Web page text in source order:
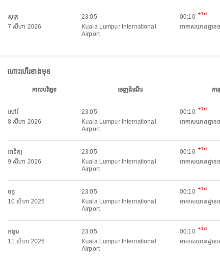
សុក្រ
7 សីហា 2026
23:05
Kuala Lumpur International
Airport
00:10 +1d
អាកាសយានដ្ឋាន
ហោះហើរខាងមុខ
កាលបរិច្ឆេទ ចេញដំណើរ កា
សៅរ៍
8 សីហា 2026
23:05
Kuala Lumpur International
Airport
00:10 +1d
អាកាសយានដ្ឋាន
អាទិត្យ
9 សីហា 2026
23:05
Kuala Lumpur International
Airport
00:10 +1d
អាកាសយានដ្ឋាន
ចន្ទ
10 សីហា 2026
23:05
Kuala Lumpur International
Airport
00:10 +1d
អាកាសយានដ្ឋាន
អង្គារ
11 សីហា 2026
23:05
Kuala Lumpur International
Airport
00:10 +1d
អាកាសយានដ្ឋាន